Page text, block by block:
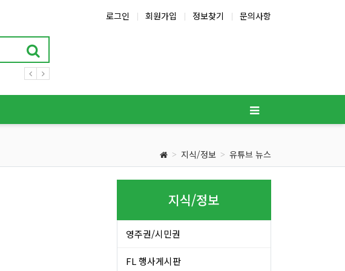
로그인 회원가입 정보찾기 문의사항
지식/정보 유튜브 뉴스
지식/정보
영주권/시민권
FL 행사게시판